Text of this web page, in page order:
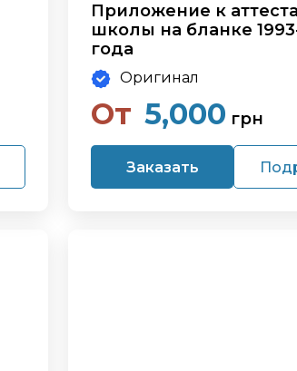
Приложение к
школы на бланке
года
Оригинал
От 5,000 грн
Заказать